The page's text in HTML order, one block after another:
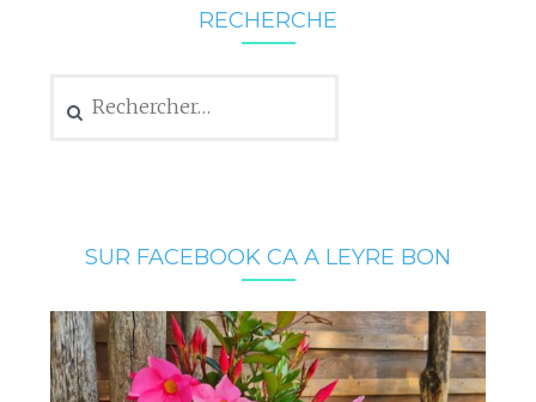
RECHERCHE
SUR FACEBOOK CA A LEYRE BON